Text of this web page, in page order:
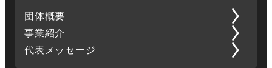
事業紹介
代表メッセージ